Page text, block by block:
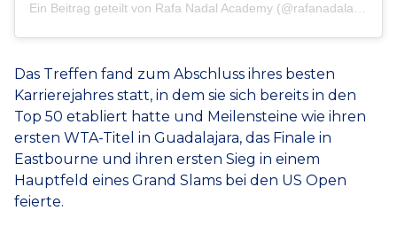
Ein Beitrag geteilt von Rafa Nadal Academy (@rafanadalacademy)
Das Treffen fand zum Abschluss ihres besten
Karrierejahres statt, in dem sie sich bereits in den
Top 50 etabliert hatte und Meilensteine wie ihren
ersten WTA-Titel in Guadalajara, das Finale in
Eastbourne und ihren ersten Sieg in einem
Hauptfeld eines Grand Slams bei den US Open
feierte.